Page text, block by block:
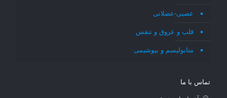
عصبی-عضلانی
قلب و عروق و تنفس
متابولیسم و بیوشیمی
تماس با ما